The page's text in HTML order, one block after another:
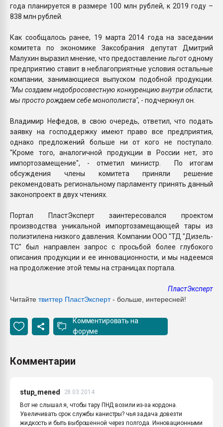
года планируется в размере 100 млн рублей, к 2019 году –
838 млн рублей.
Как сообщалось ранее, 19 марта 2014 года на заседании
комитета по экономике Заксобрания депутат Дмитрий
Малухин выразил мнение, что предоставление льгот одному
предприятию ставит в неблагоприятные условия остальные
компании, занимающиеся выпуском подобной продукции.
"Мы создаем недобросовестную конкуренцию внутри области,
мы просто рождаем себе монополиста", - подчеркнул он.
Владимир Нефедов, в свою очередь, ответил, что подать
заявку на господдержку имеют право все предприятия,
однако предложений больше ни от кого не поступало.
"Кроме того, аналогичной продукции в России нет, это
импортозамещение", - отметил министр. По итогам
обсуждения члены комитета приняли решение
рекомендовать региональному парламенту принять данный
законопроект в двух чтениях.
Портал ПластЭксперт заинтересовался проектом
производства уникальной импортозамещающей тары из
полиэтилена низкого давления. Компании ООО "ТД "Дизель-
ТС" был направлен запрос с просьбой более глубокого
описания продукции и ее инновационности, и мы надеемся
на продолжение этой темы на страницах портала.
ПластЭксперт
Читайте твиттер ПластЭксперт- больше, интересней!
Комментировать на
форуме
Комментарии
stup_mened
28.03.2014
Вот не слышал я, чтобы тару ПНД возили из-за кордона.
Увеличивать срок службы канистры? чья задача довезти
жидкость и быть выброшенной через полгода. Инновационными